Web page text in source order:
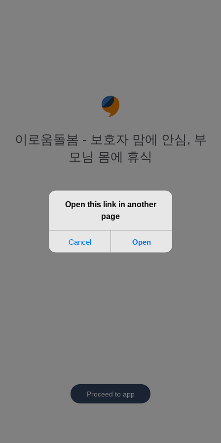
이로움돌봄 - 보호자 맘에 안심, 부
모님 몸에 휴식
Proceed to app